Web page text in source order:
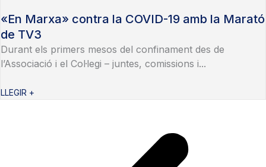
«En Marxa» contra la COVID-19 amb la Marató
de TV3
Durant els primers mesos del confinament des de
l’Associació i el Col·legi – juntes, comissions i...
LLEGIR +